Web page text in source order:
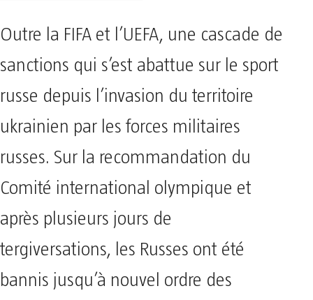
Outre la FIFA et l’UEFA, une cascade de
sanctions qui s’est abattue sur le sport
russe depuis l’invasion du territoire
ukrainien par les forces militaires
russes. Sur la recommandation du
Comité international olympique et
après plusieurs jours de
tergiversations, les Russes ont été
bannis jusqu’à nouvel ordre des